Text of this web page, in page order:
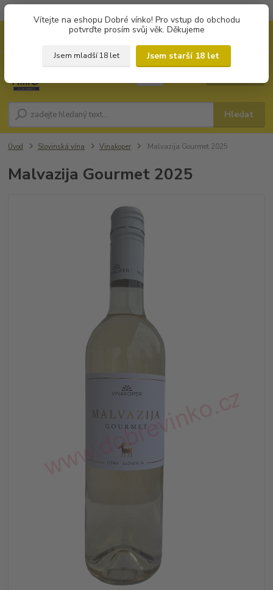
Vítejte na eshopu Dobré vínko! Pro vstup do obchodu
potvrďte prosím svůj věk. Děkujeme
Jsem mladší 18 let
Jsem starší 18 let
Hledat
Úvod Slovinská vína Vinakoper Malvazija Gourmet 2025
Malvazija Gourmet 2025